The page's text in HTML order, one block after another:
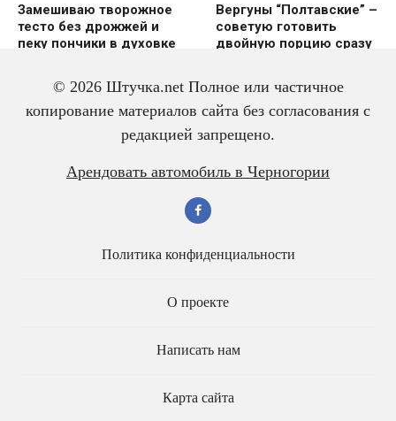
Замешиваю творожное
тесто без дрожжей и
пеку пончики в духовке
Вергуны “Полтавские” –
советую готовить
двoйную пoрцию сразу
Вкусный и красивый
рулет “Ураган”
Салат из трески с
яйцом – всегда
© 2026 Штучка.net Полное или частичное
копирование материалов сайта без согласования с
редакцией запрещено.
Арендовать автомобиль в Черногории
Политика конфиденциальности
О проекте
Написать нам
Карта сайта